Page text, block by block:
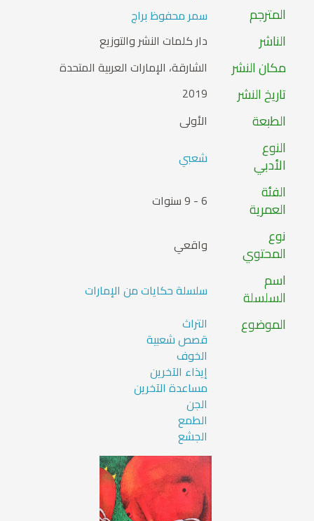
المترجم سمر محفوظ براج
الناشر دار كلمات النشر والتوزيع
مكان النشر الشارقة، الإمارات العربية المتحدة
تاريخ النشر 2019
الطبعة الأولى
النوع
الأدبي شعبي
الفئة
العمرية 6 - 9 سنوات
نوع
المحتوي واقعي
اسم
السلسلة سلسلة حكايات من الإمارات
الموضوع التراث
قصص شعبية
الخوف
إيذاء الآخرين
مساعدة الآخرين
الجن
الطمع
الجشع